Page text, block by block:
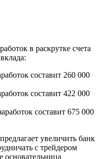
в раскрутке счета
составит 260 000
составит 422 000
составит 675 000
увеличить банк
с трейдером
основательница